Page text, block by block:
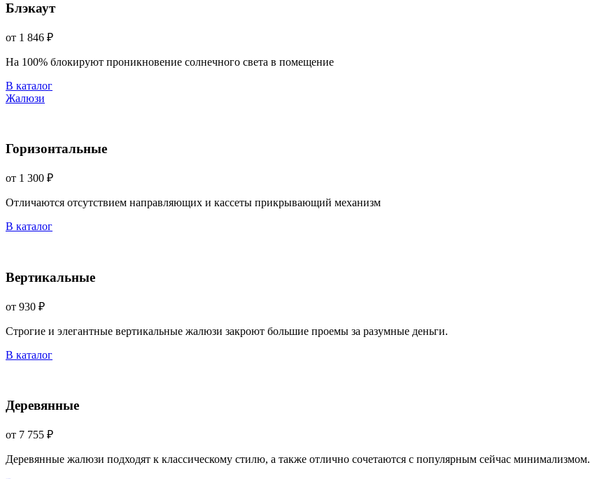
Блэкаут
от 1 846 ₽
На 100% блокируют проникновение солнечного света в помещение
В каталог
Жалюзи
Горизонтальные
от 1 300 ₽
Отличаются отсутствием направляющих и кассеты прикрывающий механизм
В каталог
Вертикальные
от 930 ₽
Строгие и элегантные вертикальные жалюзи закроют большие проемы за разумные деньги.
В каталог
Деревянные
от 7 755 ₽
Деревянные жалюзи подходят к классическому стилю, а также отлично сочетаются с популярным сейчас минимализмом.